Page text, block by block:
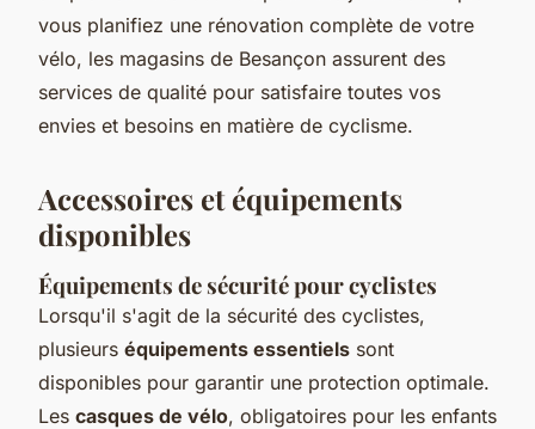
vous planifiez une rénovation complète de votre
vélo, les magasins de Besançon assurent des
services de qualité pour satisfaire toutes vos
envies et besoins en matière de cyclisme.
Accessoires et équipements
disponibles
Équipements de sécurité pour cyclistes
Lorsqu'il s'agit de la sécurité des cyclistes,
plusieurs équipements essentiels sont
disponibles pour garantir une protection optimale.
Les casques de vélo, obligatoires pour les enfants